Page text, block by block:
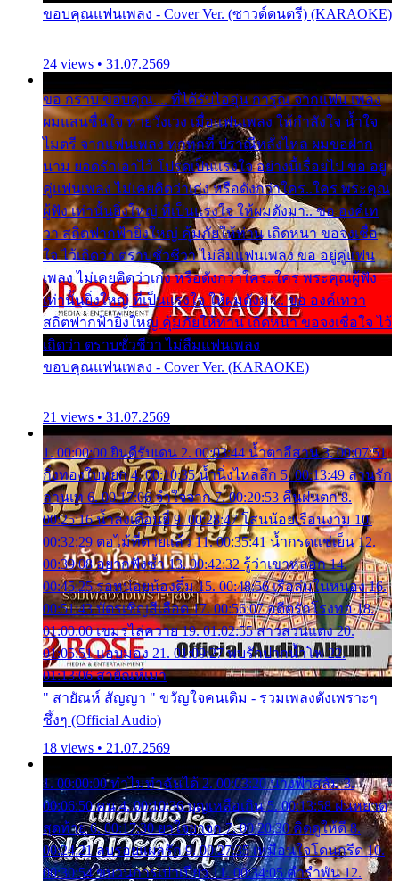
ขอบคุณแฟนเพลง - Cover Ver. (ซาวด์ดนตรี) (KARAOKE)
24 views • 31.07.2569
ขอ กราบ ขอบคุณ.... ที่ได้รับไออุ่น การุณ จากแฟน เพลง
ผมแสนชื่นใจ หายวังเวง เมื่อแฟนเพลง ให้กำลังใจ น้ำใจ
ไมตรี จากแฟนเพลง ทุกทุกที่ ปราณีหลั่งไหล ผมขอฝาก
นาม ยอดรักเอาไว้ โปรดเป็นแรงใจ อย่างนี้เรื่อยไป ขอ อยู่
คู่แฟนเพลง ไม่เคยคิดว่าเก่ง หรือดังกว่าใคร..ใคร พระคุณ
ผู้ฟัง เท่านั้นยิ่งใหญ่ ที่เป็นแรงใจ ให้ผมดังมา.. ขอ องค์เท
วา สถิตฟากฟ้ายิ่งใหญ่ คุ้มภัยให้ท่าน เถิดหนา ขอจงเชื่อ
ใจ ไว้เถิดว่า ตราบชั่วชีวา ไม่ลืมแฟนเพลง ขอ อยู่คู่แฟน
เพลง ไม่เคยคิดว่าเก่ง หรือดังกว่าใคร..ใคร พระคุณผู้ฟัง
เท่านั้นยิ่งใหญ่ ที่เป็นแรงใจ ให้ผมดังมา.. ขอ องค์เทวา
สถิตฟากฟ้ายิ่งใหญ่ คุ้มภัยให้ท่าน เถิดหนา ขอจงเชื่อใจ ไว้
เถิดว่า ตราบชั่วชีวา ไม่ลืมแฟนเพลง
ขอบคุณแฟนเพลง - Cover Ver. (KARAOKE)
21 views • 31.07.2569
1. 00:00:00 ยินดีรับเดน 2. 00:03:44 น้ำตาอีสาน 3. 00:07:51
กิ่งทองใบหยก 4. 00:10:35 น้ำนิ่งไหลลึก 5. 00:13:49 ลานรัก
ลานเท 6. 00:17:06 จำใจจาก 7. 00:20:53 คืนฝนตก 8.
00:25:16 น้ำลงเดือนยี่ 9. 00:28:47 โสนน้อยเรือนงาม 10.
00:32:29 ตอไม้ที่ตายแล้ว 11. 00:35:41 น้ำกรดแช่เย็น 12.
00:39:08 อยากฟังซ้ำ 13. 00:42:32 รู้ว่าเขาหลอก 14.
00:45:25 รอหน่อยน้องติ๋ม 15. 00:48:56 เรือล่มในหนอง 16.
00:51:43 บัตรเชิญสีเลือด 17. 00:56:07 อดีตรักโรงทอ 18.
01:00:00 เขมรไล่ควาย 19. 01:02:55 สาวสวนแตง 20.
01:05:51 แอบมอง 21. 01:09:27 พบรักปากน้ำโพ 22.
01:13:06 สายัณห์เมา
" สายัณห์ สัญญา " ขวัญใจคนเดิม - รวมเพลงดังเพราะๆ
ซึ้งๆ (Official Audio)
18 views • 21.07.2569
1. 00:00:00 ทำไมทำฉันได้ 2. 00:03:20 นางฟ้าสลัม 3.
00:06:50 คน 4. 00:10:36 บุญเหลือเกิน 5. 00:13:58 ฝนหยาด
สุดท้าย 6. 00:17:30 ยาใจยาจก 7. 00:20:30 คิดดูให้ดี 8.
00:24:21 ลบรอยแผลรัก 9. 00:27:35 เหมือนใจโดนกรีด 10.
00:30:54 ขบวนการเปาเปียว 11. 00:34:05 คำรำพัน 12.